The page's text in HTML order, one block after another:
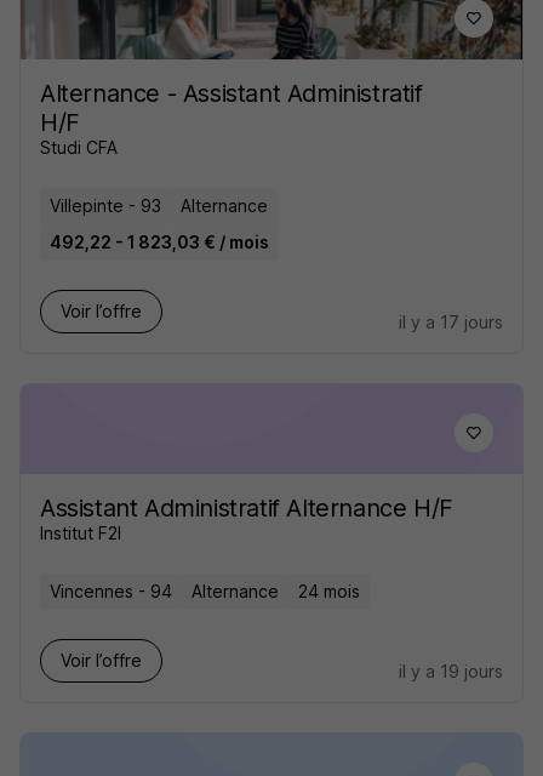
Alternance - Assistant Administratif
H/F
Studi CFA
Villepinte - 93
Alternance
492,22 - 1 823,03 € / mois
Voir l’offre
il y a 17 jours
Assistant Administratif Alternance H/F
Institut F2I
Vincennes - 94 Alternance 24 mois
Voir l’offre
il y a 19 jours